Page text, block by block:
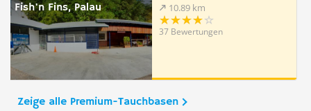
Fish'n Fins, Palau 10.89 km
37 Bewertungen
Zeige alle Premium-Tauchbasen